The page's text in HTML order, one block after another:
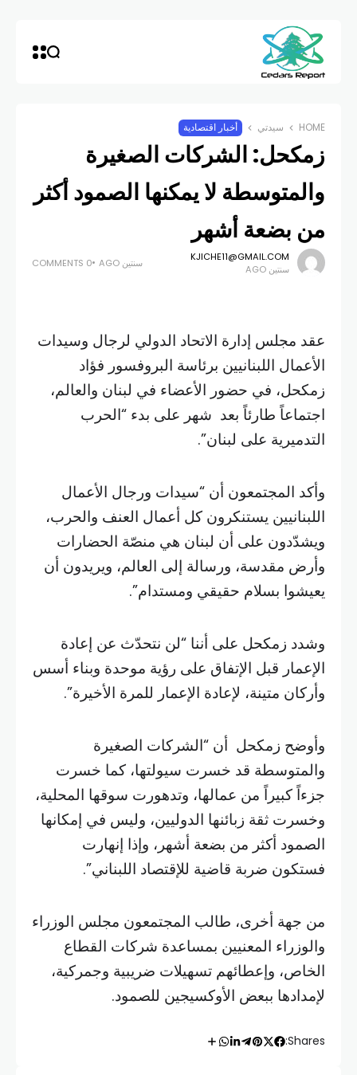
HOME سيدتي أخبار اقتصادية
زمكحل: الشركات الصغيرة
والمتوسطة لا يمكنها الصمود أكثر
من بضعة أشهر
KJICHE11@GMAIL.COM
سنتين AGO
سنتين AGO 0 COMMENTS
عقد مجلس إدارة الاتحاد الدولي لرجال وسيدات
الأعمال اللبنانيين برئاسة البروفسور فؤاد
زمكحل، في حضور الأعضاء في لبنان والعالم،
اجتماعاً طارئاً بعد شهر على بدء “الحرب
التدميرية على لبنان”.
وأكد المجتمعون أن “سيدات ورجال الأعمال
اللبنانيين يستنكرون كل أعمال العنف والحرب،
ويشدّدون على أن لبنان هي منصّة الحضارات
وأرض مقدسة، ورسالة إلى العالم، ويريدون أن
يعيشوا بسلام حقيقي ومستدام”.
وشدد زمكحل على أننا “لن نتحدّث عن إعادة
الإعمار قبل الإتفاق على رؤية موحدة وبناء أسس
وأركان متينة، لإعادة الإعمار للمرة الأخيرة”.
وأوضح زمكحل أن “الشركات الصغيرة
والمتوسطة قد خسرت سيولتها، كما خسرت
جزءاً كبيراً من عمالها، وتدهورت سوقها المحلية،
وخسرت ثقة زبائنها الدوليين، وليس في إمكانها
الصمود أكثر من بضعة أشهر، وإذا إنهارت
فستكون ضربة قاضية للإقتصاد اللبناني”.
من جهة أخرى، طالب المجتمعون مجلس الوزراء
والوزراء المعنيين بمساعدة شركات القطاع
الخاص، وإعطائهم تسهيلات ضريبية وجمركية،
لإمدادها ببعض الأوكسيجين للصمود.
Shares: